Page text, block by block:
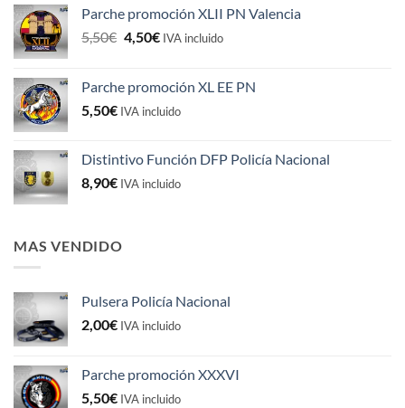
Parche promoción XLII PN Valencia
5,50€ El
era:
5,50€.
4,50€El
es:
4,50€.
IVA incluido
Parche promoción XL EE PN
5,50€ IVA incluido
Distintivo Función DFP Policía Nacional
8,90€ IVA incluido
MAS VENDIDO
Pulsera Policía Nacional
2,00€ IVA incluido
Parche promoción XXXVI
5,50€ IVA incluido